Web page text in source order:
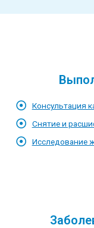
Консультация
Снятие и
Исследование